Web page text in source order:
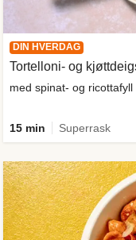
DIN HVERDAG
Tortelloni- og
med spinat- og
15 min Superrask